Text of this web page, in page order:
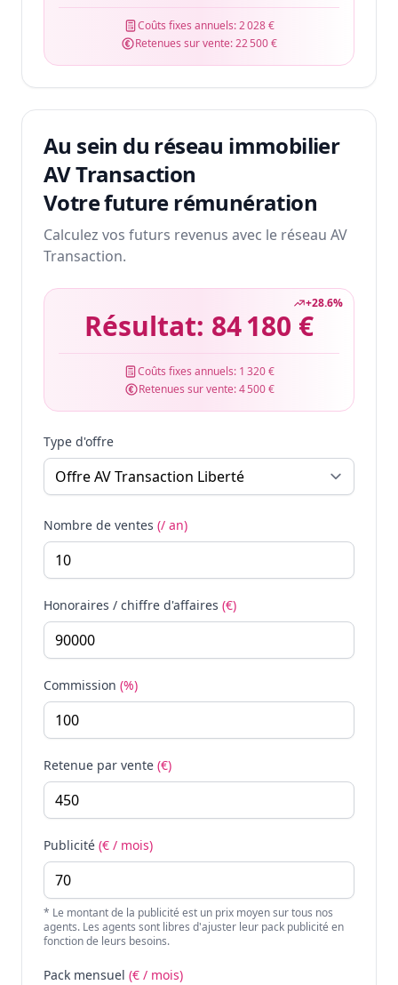
Coûts fixes annuels:2 028 €
Retenues sur vente:22 500 €
Au sein du réseau immobilier
AV Transaction
Votre future rémunération
Calculez vos futurs revenus avec le réseau AV
Transaction.
+28.6%
Résultat: 84 180 €
Coûts fixes annuels: 1 320 €
Retenues sur vente:4 500 €
Type d'offre
Nombre de ventes (/ an)
Honoraires / chiffre d'affaires (€)
Commission (%)
Retenue par vente (€)
Publicité (€ / mois)
* Le montant de la publicité est un prix moyen sur tous nos
agents. Les agents sont libres d'ajuster leur pack publicité en
fonction de leurs besoins.
Pack mensuel (€ / mois)